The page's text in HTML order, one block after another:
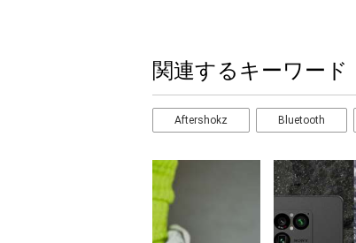
関連するキーワード
Aftershokz Bluetooth